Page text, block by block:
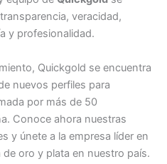
veracidad,
y profesionalidad.
Quickgold se encuentra
nuevos perfiles para
por más de 50
Conoce ahora nuestras
y únete a la empresa líder en
oro y plata en nuestro país.